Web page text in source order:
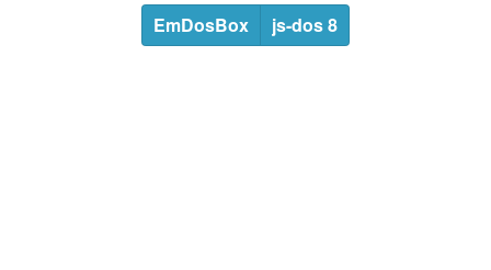
EmDosBox js-dos 8